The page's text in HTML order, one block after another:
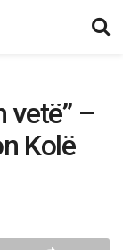
vetë” –
Kolë